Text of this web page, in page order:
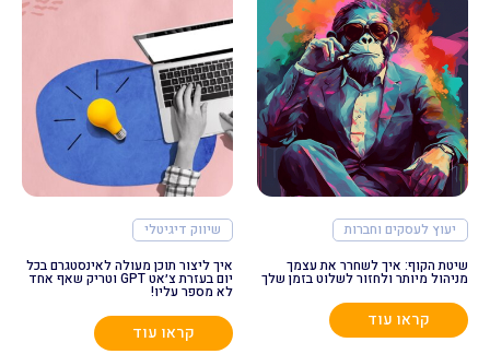
יעוץ לעסקים וחברות
שיטת הקוף: איך לשחרר את עצמך
מניהול מיותר ולחזור לשלוט בזמן שלך
קראו עוד
שיווק דיגיטלי
איך ליצור תוכן מעולה לאינסטגרם בכל
יום בעזרת צ׳אט GPT וטריק שאף אחד
לא מספר עליו!
קראו עוד